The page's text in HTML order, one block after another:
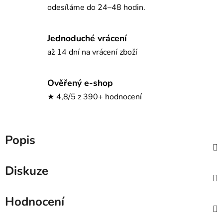
odesíláme do 24–48 hodin.
Jednoduché vrácení
až 14 dní na vrácení zboží
Ověřený e-shop
★ 4,8/5 z 390+ hodnocení
Popis
Diskuze
Hodnocení